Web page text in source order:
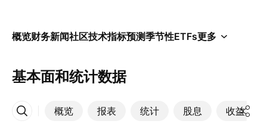
概览财务新闻社区技术指标预测季节性ETFs更多
基本面和统计数据
概览 报表 统计 股息 收益
更多